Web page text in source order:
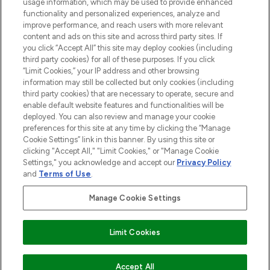
ZUM WARENKORB HINZUFÜGEN
Do Not Sell or Share My Personal
Information
HILFE & INFORMATION
IMPRESSUM
ÜBER LOOKFANTASTIC
2026 THG Beauty Europe GmbH Maximilianstrasse 54 80538 Munich
Pay Securely With
usage information, which may be used to provide enhanced
functionality and personalized experiences, analyze and
improve performance, and reach users with more relevant
content and ads on this site and across third party sites. If
you click “Accept All” this site may deploy cookies (including
third party cookies) for all of these purposes. If you click
“Limit Cookies,” your IP address and other browsing
information may still be collected but only cookies (including
third party cookies) that are necessary to operate, secure and
enable default website features and functionalities will be
deployed. You can also review and manage your cookie
preferences for this site at any time by clicking the “Manage
Cookie Settings” link in this banner. By using this site or
clicking "Accept All," "Limit Cookies," or "Manage Cookie
Settings," you acknowledge and accept our Privacy Policy
and Terms of Use.
Manage Cookie Settings
Limit Cookies
Accept All